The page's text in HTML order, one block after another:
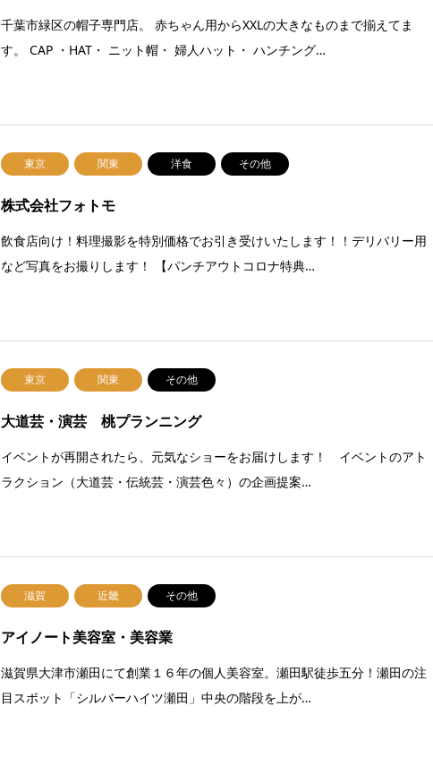
千葉市緑区の帽子専門店。 赤ちゃん用からXXLの大きなものまで揃えてま
す。 CAP ・HAT・ ニット帽・ 婦人ハット・ ハンチング…
東京 関東 洋食 その他
株式会社フォトモ
飲食店向け！料理撮影を特別価格でお引き受けいたします！！デリバリー用
など写真をお撮りします！ 【パンチアウトコロナ特典…
東京 関東 その他
大道芸・演芸 桃プランニング
イベントが再開されたら、元気なショーをお届けします！ イベントのアト
ラクション（大道芸・伝統芸・演芸色々）の企画提案…
滋賀 近畿 その他
アイノート美容室・美容業
滋賀県大津市瀬田にて創業１６年の個人美容室。瀬田駅徒歩五分！瀬田の注
目スポット「シルバーハイツ瀬田」中央の階段を上が…